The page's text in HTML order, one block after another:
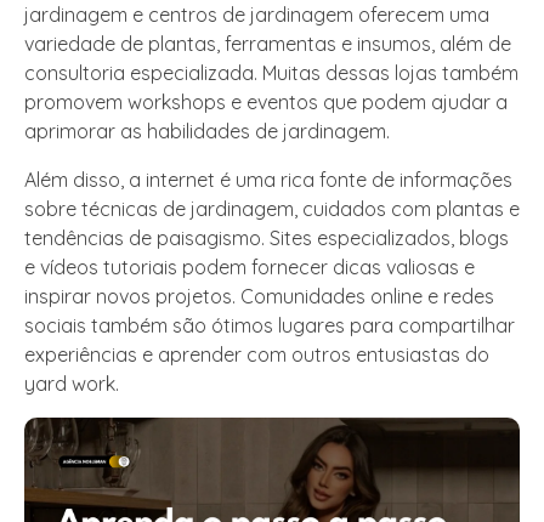
jardinagem e centros de jardinagem oferecem uma
variedade de plantas, ferramentas e insumos, além de
consultoria especializada. Muitas dessas lojas também
promovem workshops e eventos que podem ajudar a
aprimorar as habilidades de jardinagem.
Além disso, a internet é uma rica fonte de informações
sobre técnicas de jardinagem, cuidados com plantas e
tendências de paisagismo. Sites especializados, blogs
e vídeos tutoriais podem fornecer dicas valiosas e
inspirar novos projetos. Comunidades online e redes
sociais também são ótimos lugares para compartilhar
experiências e aprender com outros entusiastas do
yard work.